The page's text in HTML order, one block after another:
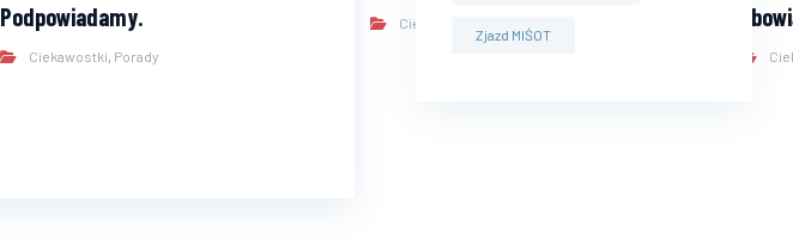
Podpowiadamy.
Ciekawostki, Porady
Ciekawostki
Zjazd MIŚOT